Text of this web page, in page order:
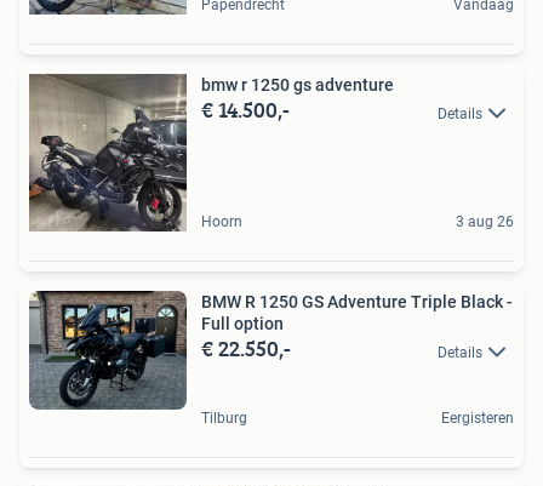
Papendrecht Vandaag
bmw r 1250 gs adventure
€ 14.500,- Details
Hoorn 3 aug 26
BMW R 1250 GS Adventure Triple Black -
Full option
€ 22.550,- Details
Tilburg Eergisteren